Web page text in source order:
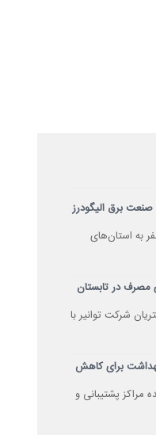
صنعت برق الیگودرز
به استان‌های
مصرف در تابستان
شرکت توانیر با
برای کاهش
مراکز پشتیبانی و